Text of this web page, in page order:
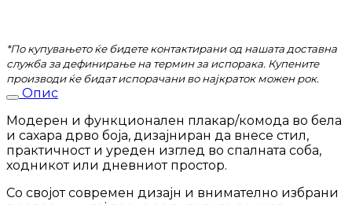
*По купувањето ќе бидете контактирани од нашата доставна
служба за дефинирање на термин за испорака. Купените
производи ќе бидат испорачани во најкраток можен рок.
Опис
Модерен и функционален плакар/комода во бела
и сахара дрво боја, дизајниран да внесе стил,
практичност и уреден изглед во спалната соба,
ходникот или дневниот простор.
Со својот современ дизајн и внимателно избрани